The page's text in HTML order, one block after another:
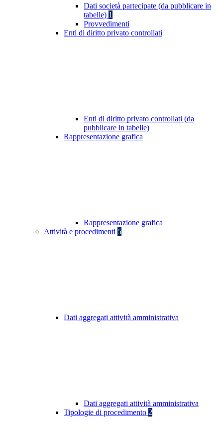
Dati società partecipate (da pubblicare in
tabelle) 1
Provvedimenti
Enti di diritto privato controllati
Enti di diritto privato controllati (da
pubblicare in tabelle)
Rappresentazione grafica
Rappresentazione grafica
Attività e procedimenti 5
Dati aggregati attività amministrativa
Dati aggregati attività amministrativa
Tipologie di procedimento 2